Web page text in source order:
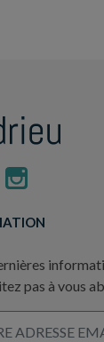
pas à vous